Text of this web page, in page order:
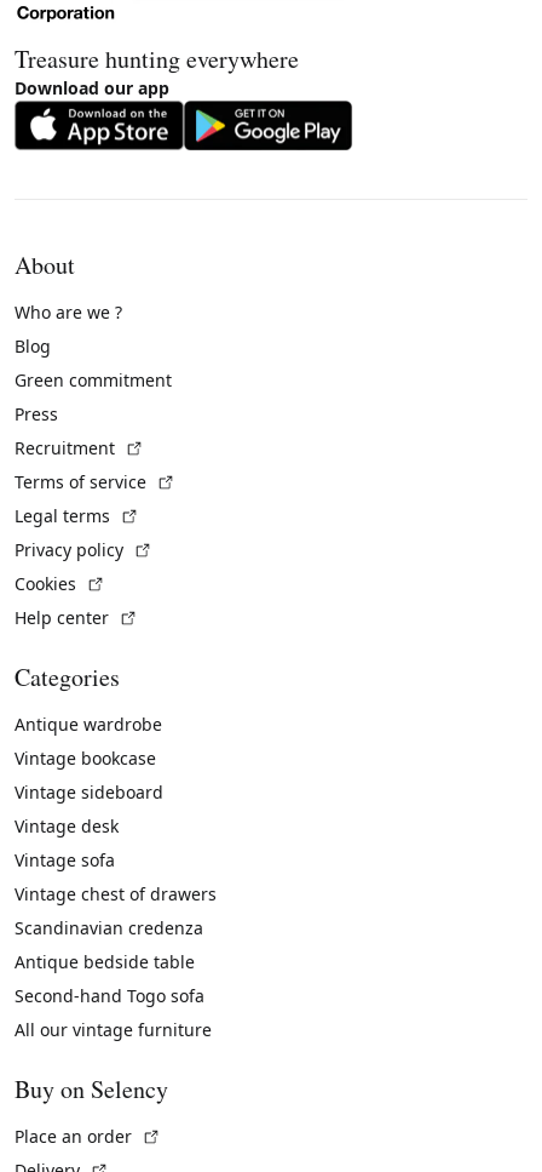
Treasure hunting everywhere
Download our app
About
Who are we ?
Blog
Green commitment
Press
Recruitment
Terms of service
Legal terms
Privacy policy
Cookies
Help center
Categories
Antique wardrobe
Vintage bookcase
Vintage sideboard
Vintage desk
Vintage sofa
Vintage chest of drawers
Scandinavian credenza
Antique bedside table
Second-hand Togo sofa
All our vintage furniture
Buy on Selency
Place an order